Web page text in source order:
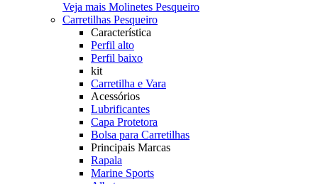
Veja mais Molinetes Pesqueiro
Carretilhas Pesqueiro
Característica
Perfil alto
Perfil baixo
kit
Carretilha e Vara
Acessórios
Lubrificantes
Capa Protetora
Bolsa para Carretilhas
Principais Marcas
Rapala
Marine Sports